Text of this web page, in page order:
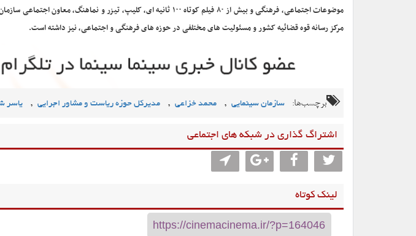
موضوعات اجتماعی، فرهنگی و بیش از ۸۰ فیلم کوتاه ۱۰۰ ثانیه ای، کلیپ، تیزر و
مرکز رسانه قوه قضائیه کشور و مسئولیت های مختلفی در حوزه های فرهنگی و اجتماعی، نیز داشته است.
برچسب‌ها: سازمان سینمایی , محمد خزاعی , مدیرکل حوزه ریاست و مشاور اجرایی , یاسر
اشتراگ گذاری در شبکه های اجتماعی
لینک کوتاه